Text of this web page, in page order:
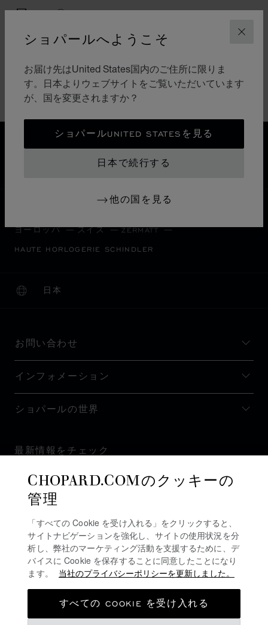
閉じる
ショパールへようこそ
お届け先はUnited States国内のご住所に限りま
す。日本よりウェブサイトをご覧いただいています
が、国を変更されますか？
ショパールUNITED STATESを見る
日本で続行する
他の国を見る
INFO@SCHINDLER-ZERMATT.CH
アクセス
時計
ジュエリー
送料無料
ヨーロッパ スイス ZERMATT
HAUTE HORLOGERIE SCHINDLER
日本
ローカリゼーション (国の変更)
国の変更
お問い合わせ
インフォメーション
ショパールの世界
最新情報をチェック
ニュースレターを購読
プライバシーポリシー
クッキーポリシー
ご利用規約
CHOPARD.COMのクッキーの
管理
「すべての Cookie を受け入れる」をクリックすると、
サイトナビゲーションを強化し、サイトの使用状況を分
析し、弊社のマーケティング活動を支援するために、デ
バイスに Cookie を保存することに同意したことになり
ます。
当社のプライバシーポリシーを更新しました。
すべての COOKIE を受け入れる